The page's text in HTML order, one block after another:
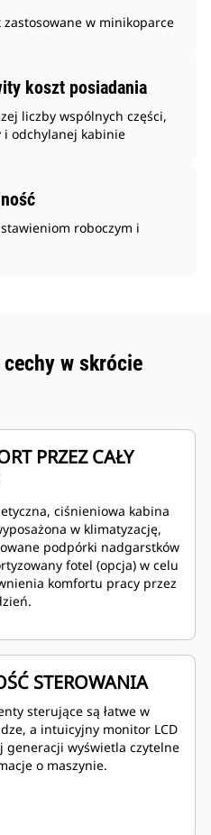
w minikoparce
koszt posiadania
liczby wspólnych części,
i odchylanej kabinie
roboczym i
w skrócie
PRZEZ CAŁY
ciśnieniowa kabina
w klimatyzację,
podpórki nadgarstków
fotel (opcja) w celu
komfortu pracy przez
STEROWANIA
sterujące są łatwe w
a intuicyjny monitor LCD
generacji wyświetla czytelne
o maszynie.